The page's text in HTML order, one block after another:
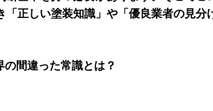
「正しい塗装知識」や「優良業者の見分
間違った常識とは？